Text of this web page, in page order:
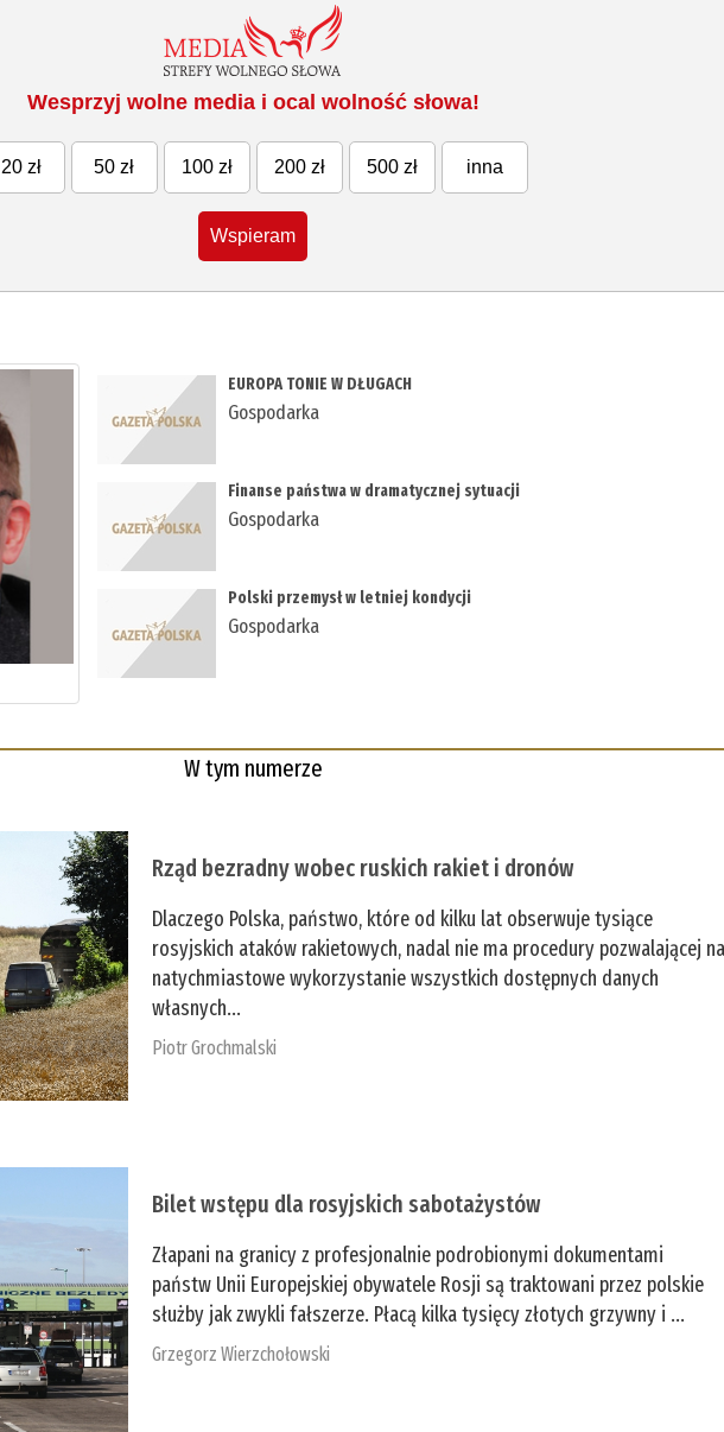
Wesprzyj wolne media i ocal wolność słowa!
20 zł 50 zł 100 zł 200 zł 500 zł inna
Wspieram
EUROPA TONIE W DŁUGACH
Gospodarka
Finanse państwa w dramatycznej sytuacji
Gospodarka
Polski przemysł w letniej kondycji
Gospodarka
W tym numerze
Rząd bezradny wobec ruskich rakiet i dronów
Dlaczego Polska, państwo, które od kilku lat obserwuje tysiące
rosyjskich ataków rakietowych, nadal nie ma procedury pozwalającej
natychmiastowe wykorzystanie wszystkich dostępnych danych
własnych...
Piotr Grochmalski
Bilet wstępu dla rosyjskich sabotażystów
Złapani na granicy z profesjonalnie podrobionymi dokumentami
państw Unii Europejskiej obywatele Rosji są traktowani przez polskie
służby jak zwykli fałszerze. Płacą kilka tysięcy złotych grzywny i ...
Grzegorz Wierzchołowski